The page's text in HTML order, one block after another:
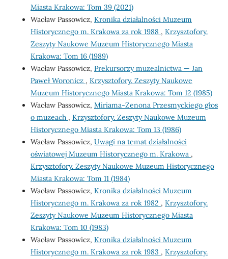
Miasta Krakowa: Tom 39 (2021)
Wacław Passowicz, Kronika działalności Muzeum
Historycznego m. Krakowa za rok 1988 , Krzysztofory.
Zeszyty Naukowe Muzeum Historycznego Miasta
Krakowa: Tom 16 (1989)
Wacław Passowicz, Prekursorzy muzealnictwa — Jan
Paweł Woronicz , Krzysztofory. Zeszyty Naukowe
Muzeum Historycznego Miasta Krakowa: Tom 12 (1985)
Wacław Passowicz, Miriama-Zenona Przesmyckiego głos
o muzeach , Krzysztofory. Zeszyty Naukowe Muzeum
Historycznego Miasta Krakowa: Tom 13 (1986)
Wacław Passowicz, Uwagi na temat działalności
oświatowej Muzeum Historycznego m. Krakowa ,
Krzysztofory. Zeszyty Naukowe Muzeum Historycznego
Miasta Krakowa: Tom 11 (1984)
Wacław Passowicz, Kronika działalności Muzeum
Historycznego m. Krakowa za rok 1982 , Krzysztofory.
Zeszyty Naukowe Muzeum Historycznego Miasta
Krakowa: Tom 10 (1983)
Wacław Passowicz, Kronika działalności Muzeum
Historycznego m. Krakowa za rok 1983 , Krzysztofory.